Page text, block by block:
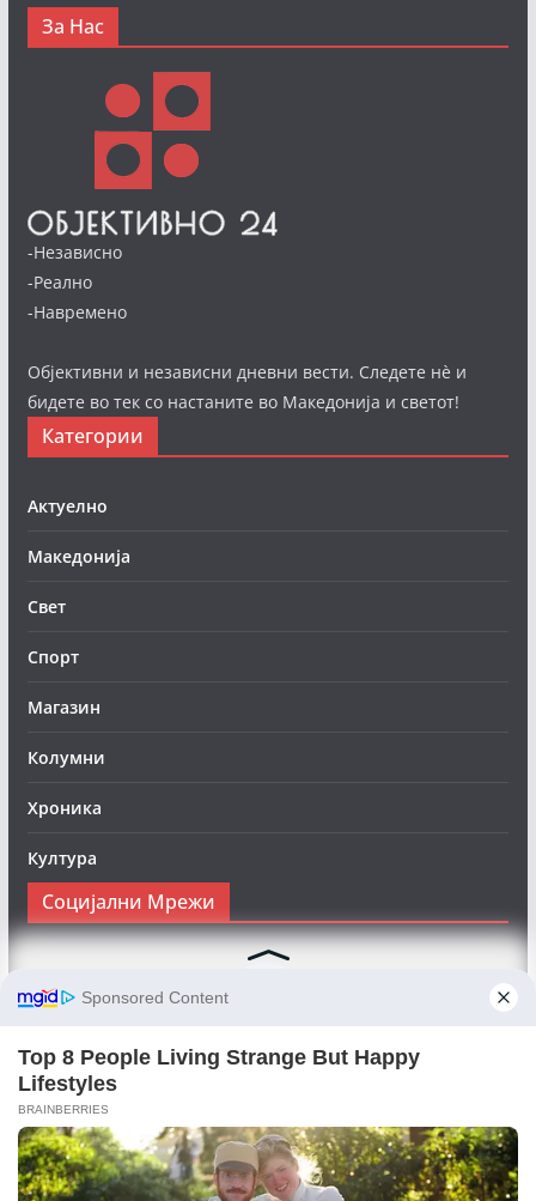
За Нас
-Независно
-Реално
-Навремено
Објективни и независни дневни вести. Следете нè и
бидете во тек со настаните во Македонија и светот!
Категории
Актуелно
Македонија
Свет
Спорт
Магазин
Колумни
Хроника
Култура
Социјални Мрежи
Следете нè на Фејсбук за да сте во тек со најновите